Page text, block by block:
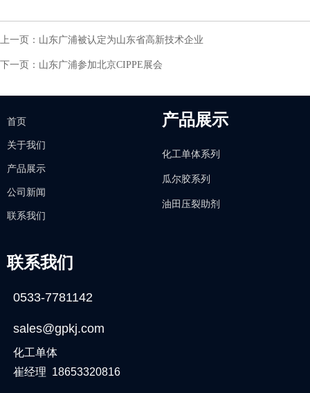
上一页： 山东广浦被认定为山东省高新技术企业
下一页： 山东广浦参加北京CIPPE展会
首页
关于我们
产品展示
公司新闻
联系我们
产品展示
化工单体系列
瓜尔胶系列
油田压裂助剂
联系我们
0533-7781142
sales@gpkj.com
化工单体
崔经理 18653320816